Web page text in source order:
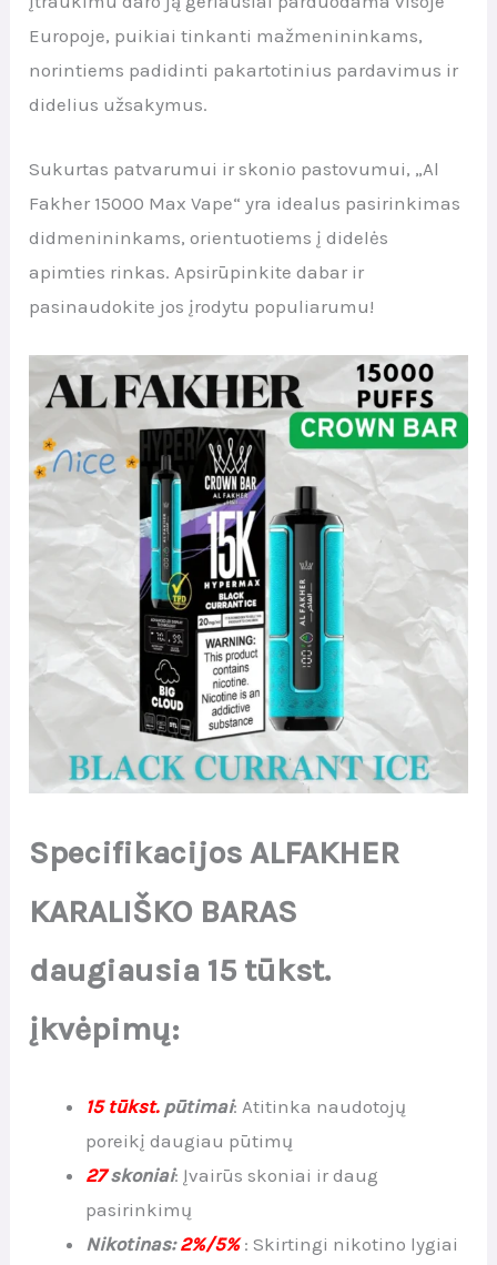
Europoje, puikiai tinkanti mažmenininkams,
norintiems padidinti pakartotinius pardavimus ir
didelius užsakymus.
Sukurtas patvarumui ir skonio pastovumui, „Al
Fakher 15000 Max Vape“ yra idealus pasirinkimas
didmenininkams, orientuotiems į didelės
apimties rinkas. Apsirūpinkite dabar ir
pasinaudokite jos įrodytu populiarumu!
SpecifikacijosALFAKHER
KARALIŠKO BARAS
daugiausia 15 tūkst.
įkvėpimų:
15 tūkst.pūtimai: Atitinka naudotojų
poreikį daugiau pūtimų
27skoniai: Įvairūs skoniai ir daug
pasirinkimų
Nikotinas:2%/5% : Skirtingi nikotino lygiai